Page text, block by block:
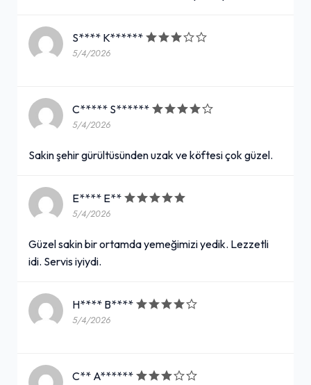
S**** K******
5/4/2026
C***** S******
5/4/2026
Sakin şehir gürültüsünden uzak ve köftesi çok güzel.
E**** E**
5/4/2026
Güzel sakin bir ortamda yemeğimizi yedik. Lezzetli
idi. Servis iyiydi.
H**** B****
5/4/2026
C** A******